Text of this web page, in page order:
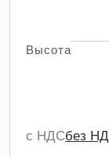
Высота
с НДСбез